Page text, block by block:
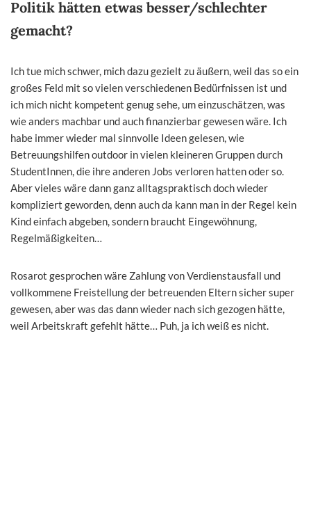
Politik hätten etwas besser/schlechter
gemacht?
Ich tue mich schwer, mich dazu gezielt zu äußern, weil das so ein
großes Feld mit so vielen verschiedenen Bedürfnissen ist und
ich mich nicht kompetent genug sehe, um einzuschätzen, was
wie anders machbar und auch finanzierbar gewesen wäre. Ich
habe immer wieder mal sinnvolle Ideen gelesen, wie
Betreuungshilfen outdoor in vielen kleineren Gruppen durch
StudentInnen, die ihre anderen Jobs verloren hatten oder so.
Aber vieles wäre dann ganz alltagspraktisch doch wieder
kompliziert geworden, denn auch da kann man in der Regel kein
Kind einfach abgeben, sondern braucht Eingewöhnung,
Regelmäßigkeiten…
Rosarot gesprochen wäre Zahlung von Verdienstausfall und
vollkommene Freistellung der betreuenden Eltern sicher super
gewesen, aber was das dann wieder nach sich gezogen hätte,
weil Arbeitskraft gefehlt hätte… Puh, ja ich weiß es nicht.